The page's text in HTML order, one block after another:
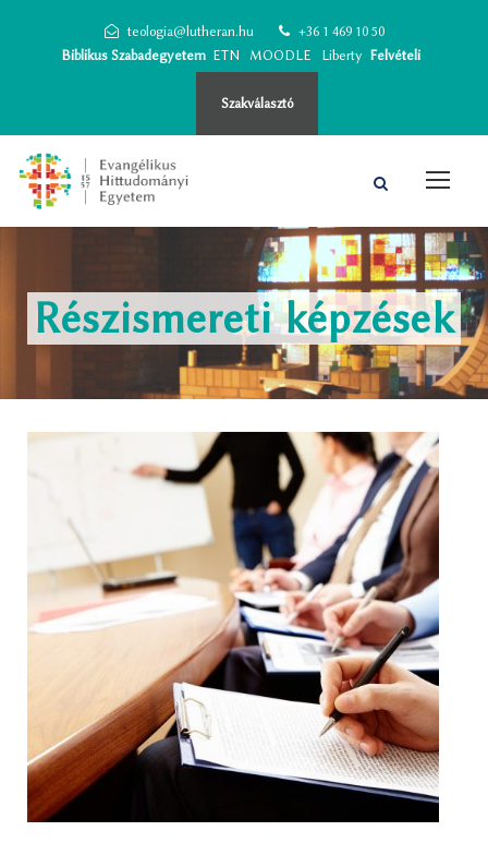
teologia@lutheran.hu
+36 1 469 10 50
Biblikus Szabadegyetem ETN MOODLE Liberty Felvételi
Szakválasztó
Részismereti képzések